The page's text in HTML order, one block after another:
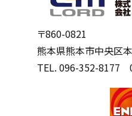
〒860-0821
熊本県熊本市中央区
TEL. 096-352-8177